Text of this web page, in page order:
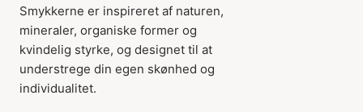
Smykkerne er inspireret af naturen,
mineraler, organiske former og
kvindelig styrke, og designet til at
understrege din egen skønhed og
individualitet.